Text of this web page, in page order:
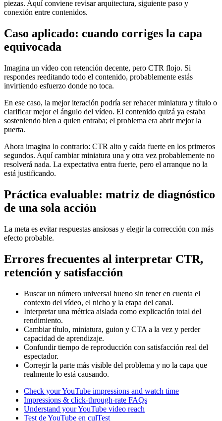
piezas. Aquí conviene revisar arquitectura, siguiente paso y
conexión entre contenidos.
Caso aplicado: cuando corriges la capa
equivocada
Imagina un vídeo con retención decente, pero CTR flojo. Si
respondes reeditando todo el contenido, probablemente estás
invirtiendo esfuerzo donde no toca.
En ese caso, la mejor iteración podría ser rehacer miniatura y título o
clarificar mejor el ángulo del vídeo. El contenido quizá ya estaba
sosteniendo bien a quien entraba; el problema era abrir mejor la
puerta.
Ahora imagina lo contrario: CTR alto y caída fuerte en los primeros
segundos. Aquí cambiar miniatura una y otra vez probablemente no
resolverá nada. La expectativa entra fuerte, pero el arranque no la
está justificando.
Práctica evaluable: matriz de diagnóstico
de una sola acción
La meta es evitar respuestas ansiosas y elegir la corrección con más
efecto probable.
Errores frecuentes al interpretar CTR,
retención y satisfacción
Buscar un número universal bueno sin tener en cuenta el
contexto del vídeo, el nicho y la etapa del canal.
Interpretar una métrica aislada como explicación total del
rendimiento.
Cambiar título, miniatura, guion y CTA a la vez y perder
capacidad de aprendizaje.
Confundir tiempo de reproducción con satisfacción real del
espectador.
Corregir la parte más visible del problema y no la capa que
realmente lo está causando.
Check your YouTube impressions and watch time
Impressions & click-through-rate FAQs
Understand your YouTube video reach
Test de YouTube en culTest